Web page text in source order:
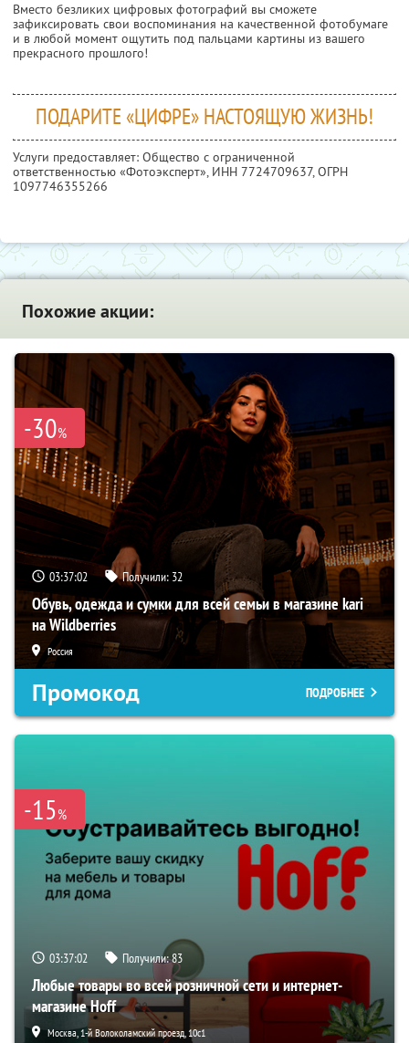
Вместо безликих цифровых фотографий вы сможете
зафиксировать свои воспоминания на качественной фотобумаге
и в любой момент ощутить под пальцами картины из вашего
прекрасного прошлого!
ПОДАРИТЕ «ЦИФРЕ» НАСТОЯЩУЮ ЖИЗНЬ!
Услуги предоставляет: Общество с ограниченной
ответственностью «Фотоэксперт», ИНН 7724709637, ОГРН
1097746355266
Похожие акции:
-30%
03:37:01 Получили: 32
Обувь, одежда и сумки для всей семьи в магазине kari
на Wildberries
Россия
Промокод ПОДРОБНЕЕ
-15%
03:37:01 Получили:83
Любые товары во всей розничной сети и интернет-
магазине Hoff
Москва, 1-й Волоколамский проезд, 10с1